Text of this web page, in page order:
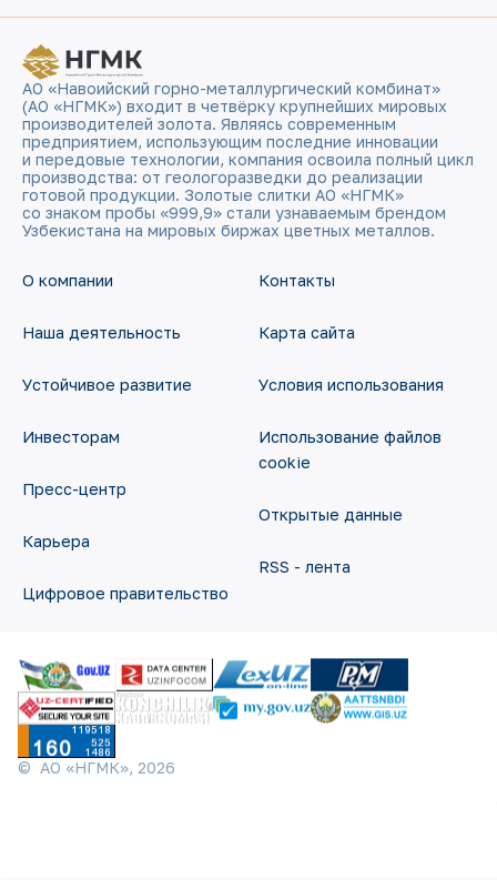
АО «Навоийский горно-металлургический комбинат»
(АО «НГМК») входит в четвёрку крупнейших мировых
производителей золота. Являясь современным
предприятием, использующим последние инновации
и передовые технологии, компания освоила полный цикл
производства: от геологоразведки до реализации
готовой продукции. Золотые слитки АО «НГМК»
со знаком пробы «999,9» стали узнаваемым брендом
Узбекистана на мировых биржах цветных металлов.
О компании
Наша деятельность
Устойчивое развитие
Инвесторам
Пресс-центр
Карьера
Цифровое правительство
Контакты
Карта сайта
Условия использования
Использование файлов
cookie
Открытые данные
RSS - лента
© АО «НГМК», 2026